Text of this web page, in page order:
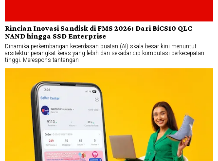
Rincian Inovasi Sandisk di FMS 2026: Dari BiCS10 QLC
NAND hingga SSD Enterprise
Dinamika perkembangan kecerdasan buatan (AI) skala besar kini menuntut
arsitektur perangkat keras yang lebih dari sekadar cip komputasi berkecepatan
tinggi. Merespons tantangan